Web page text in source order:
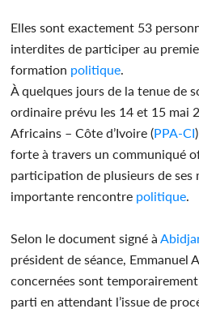
Elles sont exactement 53
interdites de participer au
formation politique
À quelques jours de la tenue de
ordinaire prévu les 14 et 15 mai
Africains – Côte d’Ivoire (PPA-CI
forte à travers un communiqué
participation de plusieurs de ses
importante rencontre politique
Selon le document signé à
président de séance, Emmanuel
concernées sont
parti en attendant l’issue de